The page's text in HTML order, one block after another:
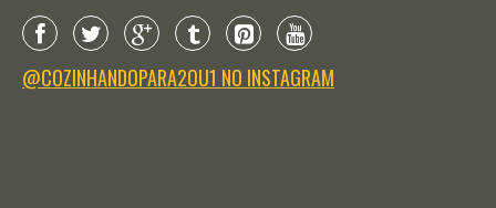
@COZINHANDOPARA2OU1 NO INSTAGRAM